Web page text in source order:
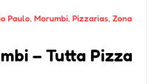
Paulo, Morumbi, Pizzarias, Zona
– Tutta Pizza